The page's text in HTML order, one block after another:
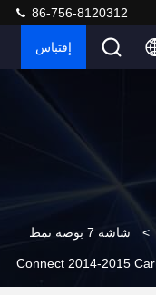
86-756-8120312
إقتباس
> شاشة 7 بوصة نمط
OEM بدون منصة DVD لشركة فورد ترانزيت Connect 2014-2015 Car